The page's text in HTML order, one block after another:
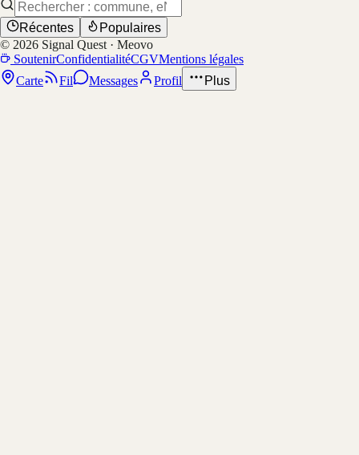
Récentes
Populaires
© 2026 Signal Quest · Meovo
SoutenirConfidentialitéCGVMentions légales
Carte
Fil Messages Profil Plus